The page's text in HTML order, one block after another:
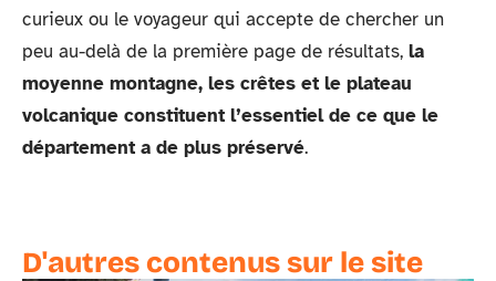
curieux ou le voyageur qui accepte de chercher un
peu au-delà de la première page de résultats, la
moyenne montagne, les crêtes et le plateau
volcanique constituent l’essentiel de ce que le
département a de plus préservé.
D'autres contenus sur le site